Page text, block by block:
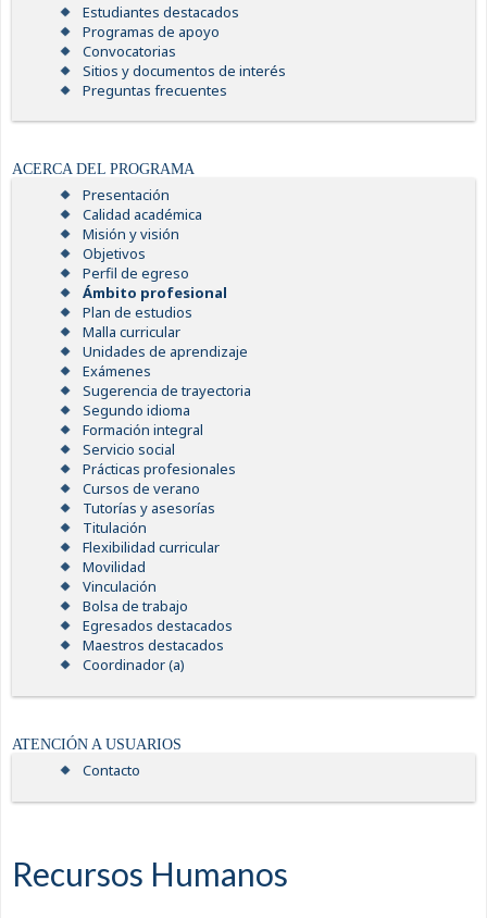
Estudiantes destacados
Programas de apoyo
Convocatorias
Sitios y documentos de interés
Preguntas frecuentes
ACERCA DEL PROGRAMA
Presentación
Calidad académica
Misión y visión
Objetivos
Perfil de egreso
Ámbito profesional
Plan de estudios
Malla curricular
Unidades de aprendizaje
Exámenes
Sugerencia de trayectoria
Segundo idioma
Formación integral
Servicio social
Prácticas profesionales
Cursos de verano
Tutorías y asesorías
Titulación
Flexibilidad curricular
Movilidad
Vinculación
Bolsa de trabajo
Egresados destacados
Maestros destacados
Coordinador (a)
ATENCIÓN A USUARIOS
Contacto
Recursos Humanos